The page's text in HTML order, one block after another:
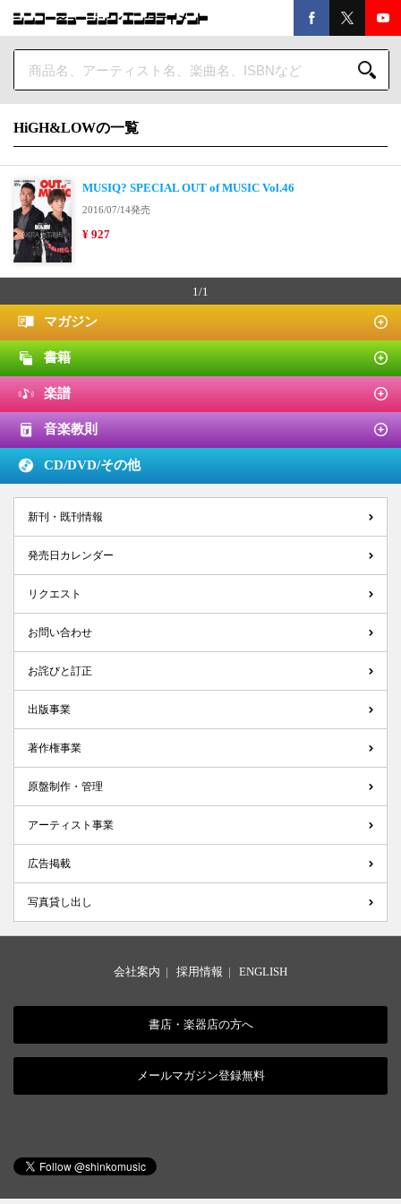
HiGH&LOWの一覧
MUSIQ? SPECIAL OUT of MUSIC Vol.46
2016/07/14発売
¥ 927
1/1
マガジン
書籍
楽譜
音楽教則
CD/DVD/その他
新刊・既刊情報
発売日カレンダー
リクエスト
お問い合わせ
お詫びと訂正
出版事業
著作権事業
原盤制作・管理
アーティスト事業
広告掲載
写真貸し出し
会社案内 | 採用情報 | ENGLISH
書店・楽器店の方へ
メールマガジン登録無料